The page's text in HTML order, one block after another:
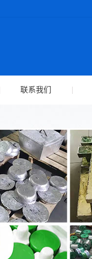
联系我们